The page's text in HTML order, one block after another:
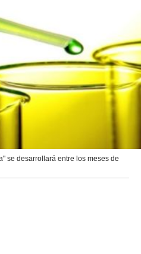
se desarrollará entre los meses de